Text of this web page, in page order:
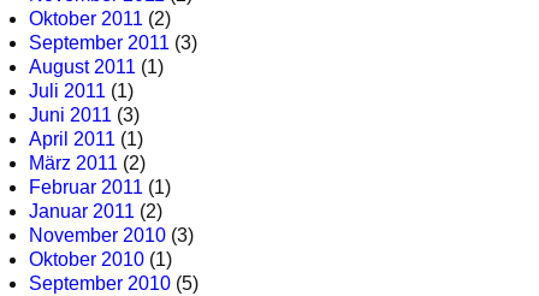
Oktober 2011 (2)
September 2011 (3)
August 2011 (1)
Juli 2011 (1)
Juni 2011 (3)
April 2011 (1)
März 2011 (2)
Februar 2011 (1)
Januar 2011 (2)
November 2010 (3)
Oktober 2010 (1)
September 2010 (5)